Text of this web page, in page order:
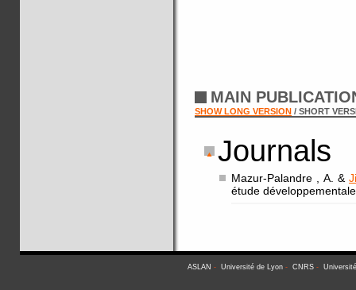
MAIN
SHOW LONG VERSION / SHORT
Journals
Mazur-Palandre , A. &
étude
ASLAN - Université de Lyon - CNRS -